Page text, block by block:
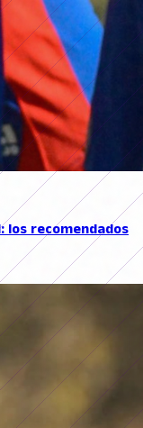
los recomendados